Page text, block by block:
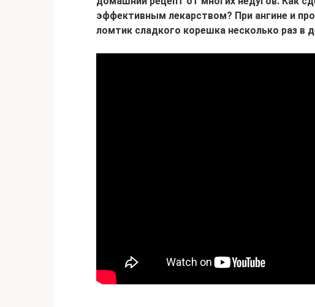
эффективным лекарством? При ангине и
ломтик сладкого корешка несколько раз в